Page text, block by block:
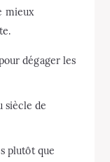
mieux
dégager les
siècle de
plutôt que